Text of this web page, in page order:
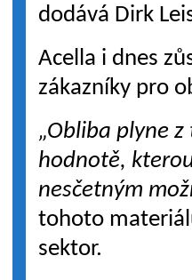
dodává Dirk
Acella i dnes
zákazníky pro
„Obliba plyne
hodnotě,
nesčetným
tohoto
sektor.